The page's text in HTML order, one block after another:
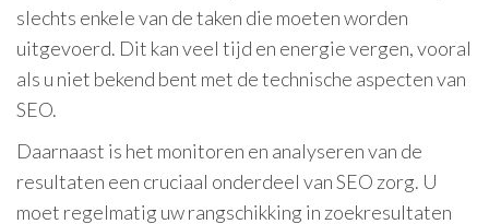
slechts enkele van de taken die moeten worden
uitgevoerd. Dit kan veel tijd en energie vergen, vooral
als u niet bekend bent met de technische aspecten van
SEO.
Daarnaast is het monitoren en analyseren van de
resultaten een cruciaal onderdeel van SEO zorg. U
moet regelmatig uw rangschikking in zoekresultaten